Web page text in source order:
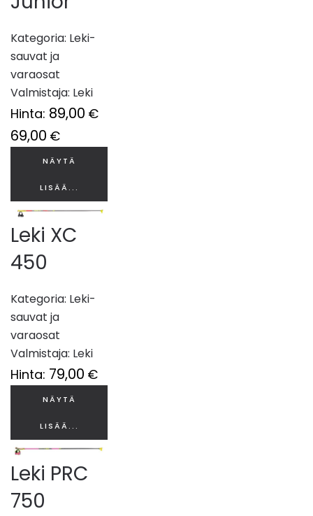
Kategoria: Leki-
sauvat ja
varaosat
Valmistaja: Leki
Hinta: 89,00 €
69,00 €
NÄYTÄ
LISÄÄ...
Leki XC
450
Kategoria: Leki-
sauvat ja
varaosat
Valmistaja: Leki
Hinta: 79,00 €
NÄYTÄ
LISÄÄ...
Leki PRC
750